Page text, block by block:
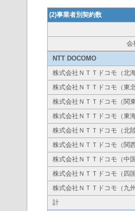
(2)事業者別契約数
会
NTT DOCOMO
株式会社ＮＴＴドコモ（北海
株式会社ＮＴＴドコモ（東北
株式会社ＮＴＴドコモ（関
株式会社ＮＴＴドコモ（東海
株式会社ＮＴＴドコモ（北陸
株式会社ＮＴＴドコモ（関西
株式会社ＮＴＴドコモ（中国
株式会社ＮＴＴドコモ（四国
株式会社ＮＴＴドコモ（九州
計